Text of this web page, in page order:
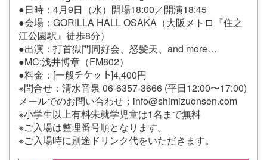
●日時：4月9日（水）開場18:00／開演18:45
●会場：GORILLA HALL OSAKA（大阪メトロ『住之
江公園駅』徒歩8分）
●出演：打首獄門同好会、怒髪天、and more…
●MC:浅井博章（FM802）
●料金：[一般
]4,400円
※問合せ：清⽔⾳泉 06-6357-3666 (平⽇12:00〜17:00)
メールでのお問い合わせ：info@shimizuonsen.com
※小学生以上有料∕未就学児童は1名まで無料
※ご入場は整理番号順となります。
※ご入場時に別途ドリンク代をいただきます。